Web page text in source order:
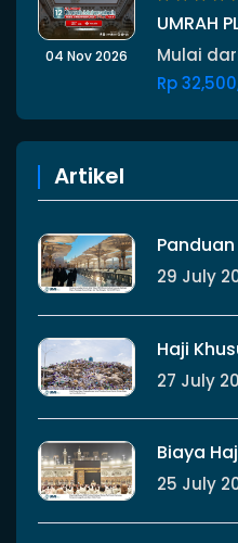
04 Nov 2026
UMRAH
SALWA
Mulai
Rp
Artikel
Tahun
Tips
29 July
Haji
Berapa
Kuota,
Daftar
27 July
Biaya
Panduan
dan
25 July